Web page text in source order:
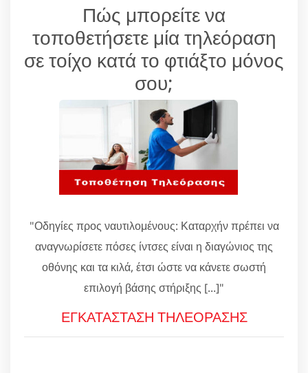
Πώς μπορείτε να
τοποθετήσετε μία τηλεόραση
σε τοίχο κατά το φτιάξτο μόνος
σου;
"Οδηγίες προς ναυτιλομένους: Καταρχήν πρέπει να
αναγνωρίσετε πόσες ίντσες είναι η διαγώνιος της
οθόνης και τα κιλά, έτσι ώστε να κάνετε σωστή
επιλογή βάσης στήριξης [...]"
ΕΓΚΑΤΑΣΤΑΣΗ ΤΗΛΕΟΡΑΣΗΣ